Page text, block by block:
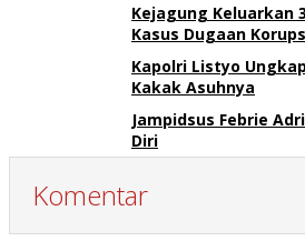
Kejagung Keluarkan
Kasus Dugaan
Kapolri Listyo
Kakak Asuhnya
Jampidsus Febrie
Diri
Komentar